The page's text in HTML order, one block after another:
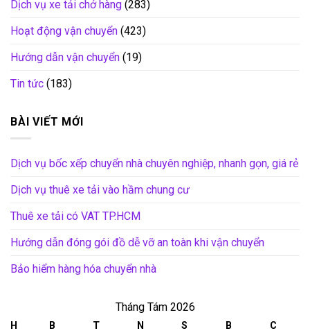
Dịch vụ xe tải chở hàng (283)
Hoạt động vận chuyển (423)
Hướng dẫn vận chuyển (19)
Tin tức (183)
BÀI VIẾT MỚI
Dịch vụ bốc xếp chuyển nhà chuyên nghiệp, nhanh gọn, giá rẻ
Dịch vụ thuê xe tải vào hầm chung cư
Thuê xe tải có VAT TP.HCM
Hướng dẫn đóng gói đồ dễ vỡ an toàn khi vận chuyển
Bảo hiểm hàng hóa chuyển nhà
Tháng Tám 2026
H B T N S B
C